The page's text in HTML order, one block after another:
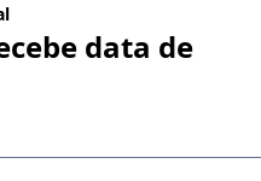
data de